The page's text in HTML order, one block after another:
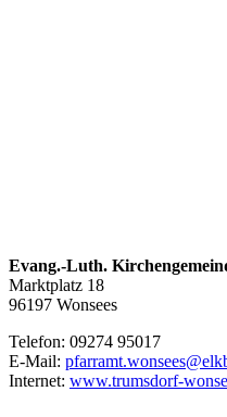
Evang.-Luth.
Marktplatz 18
96197 Wonsees
Telefon: 09274 95017
E-Mail:
Internet: www.trumsdorf-